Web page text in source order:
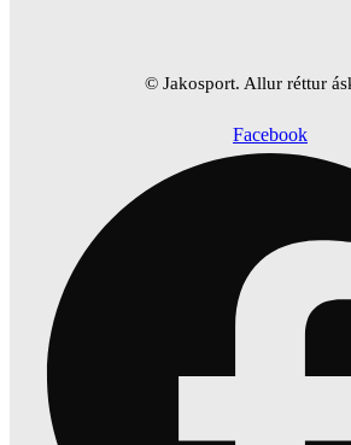
© Jakosport. Allur réttur
Facebook